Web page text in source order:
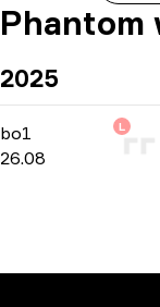
Phantom
2025
bo1 Regular Season
26.08
L